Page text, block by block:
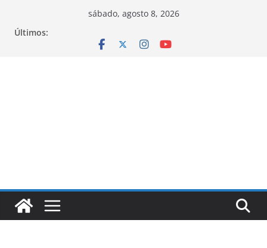
sábado, agosto 8, 2026
Últimos: